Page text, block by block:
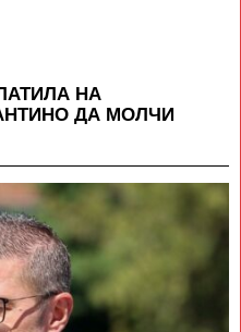
НА
ДА МОЛЧИ